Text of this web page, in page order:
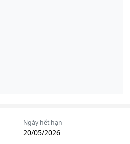
Ngày hết hạn
20/05/2026